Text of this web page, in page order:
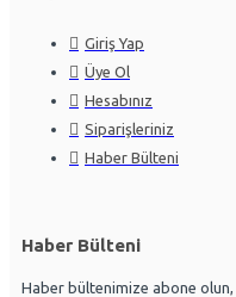
Giriş Yap
Üye Ol
Hesabınız
Siparişleriniz
Haber Bülteni
Haber Bülteni
Haber bültenimize abone